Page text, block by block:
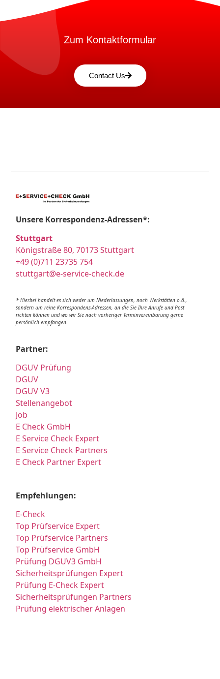
Zum Kontaktformular
Contact Us
Unsere Korrespondenz-Adressen*:
Stuttgart
Königstraße 80, 70173 Stuttgart
+49 (0)711 23735 754
stuttgart@e-service-check.de
* Hierbei handelt es sich weder um Niederlassungen, noch Werkstätten o.ä.,
sondern um reine Korrespondenz-Adressen, an die Sie Ihre Anrufe und Post
richten können und wo wir Sie nach vorheriger Terminvereinbarung gerne
persönlich empfangen.
Partner:
DGUV Prüfung
DGUV
DGUV V3
Stellenangebot
Job
E Check GmbH
E Service Check Expert
E Service Check Partners
E Check Partner Expert
Empfehlungen:
E-Check
Top Prüfservice Expert
Top Prüfservice Partners
Top Prüfservice GmbH
Prüfung DGUV3 GmbH
Sicherheitsprüfungen Expert
Prüfung E-Check Expert
Sicherheitsprüfungen Partners
Prüfung elektrischer Anlagen